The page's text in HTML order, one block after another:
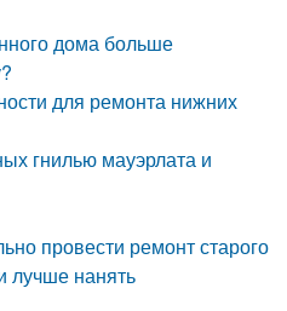
дома больше
для ремонта нижних
гнилью мауэрлата и
провести ремонт старого
лучше нанять